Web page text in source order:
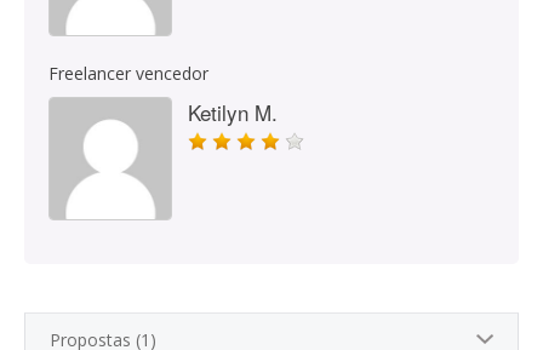
Freelancer vencedor
Ketilyn M.
Propostas (1)